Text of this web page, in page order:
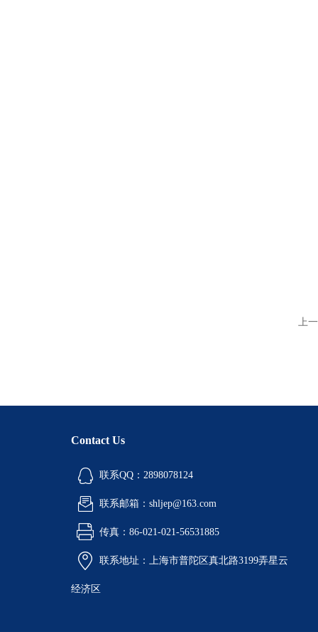
上
Contact Us
联系QQ：2898078124
联系邮箱：shljep@163.com
传真：86-021-021-56531885
联系地址：上海市普陀区真北路3199弄星云
经济区